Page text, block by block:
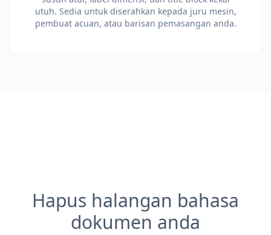
utuh. Sedia untuk diserahkan kepada juru mesin,
pembuat acuan, atau barisan pemasangan anda.
Hapus halangan bahasa
dokumen anda